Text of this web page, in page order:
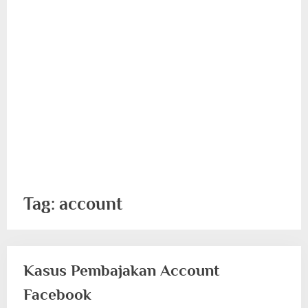
Tag: account
Kasus Pembajakan Account
Facebook